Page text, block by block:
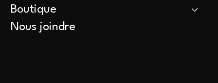
Boutique
Nous joindre